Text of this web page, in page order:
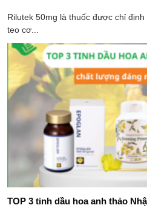
Rilutek 50mg là thuốc được chỉ
teo cơ...
TOP 3 tinh dầu hoa anh thảo